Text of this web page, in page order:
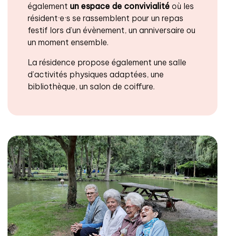
également un espace de convivialité où les
résident·e·s se rassemblent pour un repas
festif lors d’un évènement, un anniversaire ou
un moment ensemble.
La résidence propose également une salle
d’activités physiques adaptées, une
bibliothèque, un salon de coiffure.